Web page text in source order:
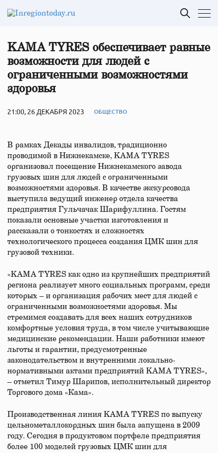
KAMA TYRES обеспечивает равные
возможности для людей с
ограниченными возможностями
здоровья
21:00, 26 ДЕКАБРЯ 2023 ОБЩЕСТВО
В рамках Декады инвалидов, традиционно
проводимой в Нижнекамске, KAMA TYRES
организовал посещение Нижнекамского завода
грузовых шин для людей с ограниченными
возможностями здоровья. В качестве экскурсовода
выступила ведущий инженер отдела качества
предприятия Гульчачак Шарифуллина. Гостям
показали основные участки изготовления и
рассказали о тонкостях и сложностях
технологического процесса создания ЦМК шин для
грузовой техники.
«KAMA TYRES как одно из крупнейших предприятий
региона реализует много социальных программ, среди
которых – и организация рабочих мест для людей с
ограниченными возможностями здоровья. Мы
стремимся создавать для всех наших сотрудников
комфортные условия труда, в том числе учитывающие
медицинские рекомендации. Наши работники имеют
льготы и гарантии, предусмотренные
законодательством и внутренними локально-
нормативными актами предприятий KAMA TYRES»,
– отметил Тимур Шарипов, исполнительный директор
Торгового дома «Кама».
Производственная линия KAMA TYRES по выпуску
цельнометаллокордных шин была запущена в 2009
году. Сегодня в продуктовом портфеле предприятия
более 100 моделей грузовых ЦМК шин для